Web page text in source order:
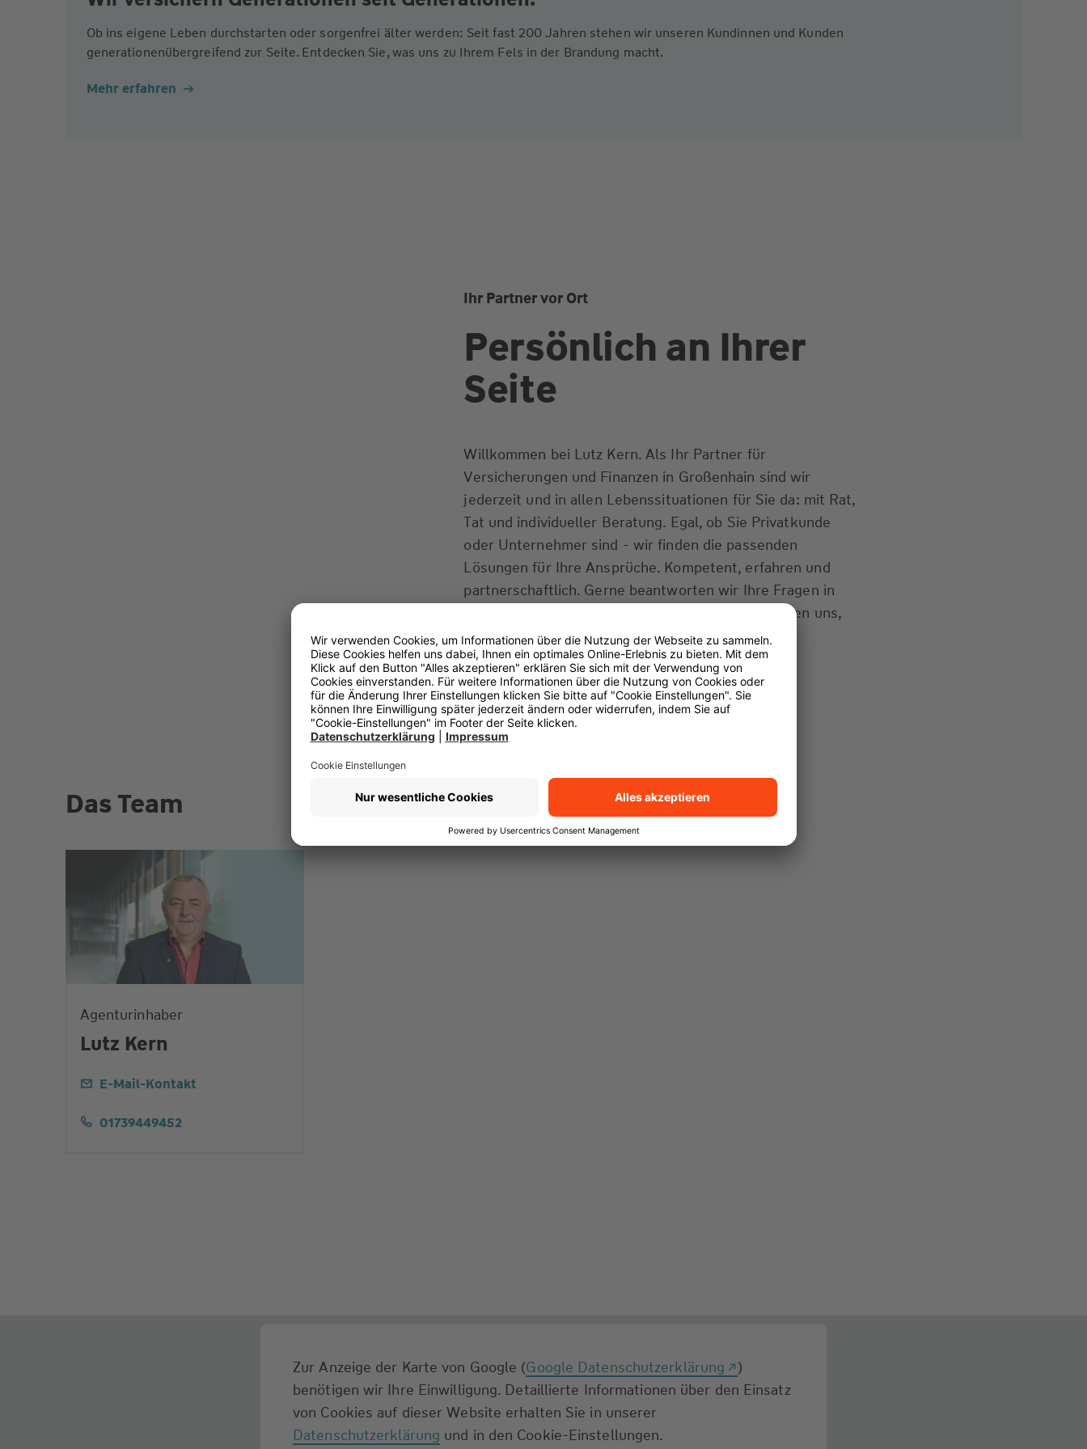
Ob ins eigene Leben durchstarten oder sorgenfrei älter werden: Seit fast 200 Jahren stehen wir unseren Kundinnen und Kunden
generationenübergreifend zur Seite. Entdecken Sie, was uns zu Ihrem Fels in der Brandung macht.
Mehr erfahren
Ihr Partner vor Ort
Persönlich an Ihrer
Seite
Willkommen bei Lutz Kern. Als Ihr Partner für
Versicherungen und Finanzen in Großenhain sind wir
jederzeit und in allen Lebenssituationen für Sie da: mit Rat,
Tat und individueller Beratung. Egal, ob Sie Privatkunde
oder Unternehmer sind - wir finden die passenden
Lösungen für Ihre Ansprüche. Kompetent, erfahren und
partnerschaftlich. Gerne beantworten wir Ihre Fragen in
einem Beratungstermin oder telefonisch. Wir freuen uns,
von Ihnen zu hören.
Transparenz-Kodex
(PDF 93 kB)
Das Team
Agenturinhaber
Lutz Kern
E-Mail-Kontakt
01739449452
Zur Anzeige der Karte von Google (Google Datenschutzerklärung
)
benötigen wir Ihre Einwilligung. Detaillierte Informationen über den Einsatz
von Cookies auf dieser Website erhalten Sie in unserer
Datenschutzerklärung und in den Cookie-Einstellungen.